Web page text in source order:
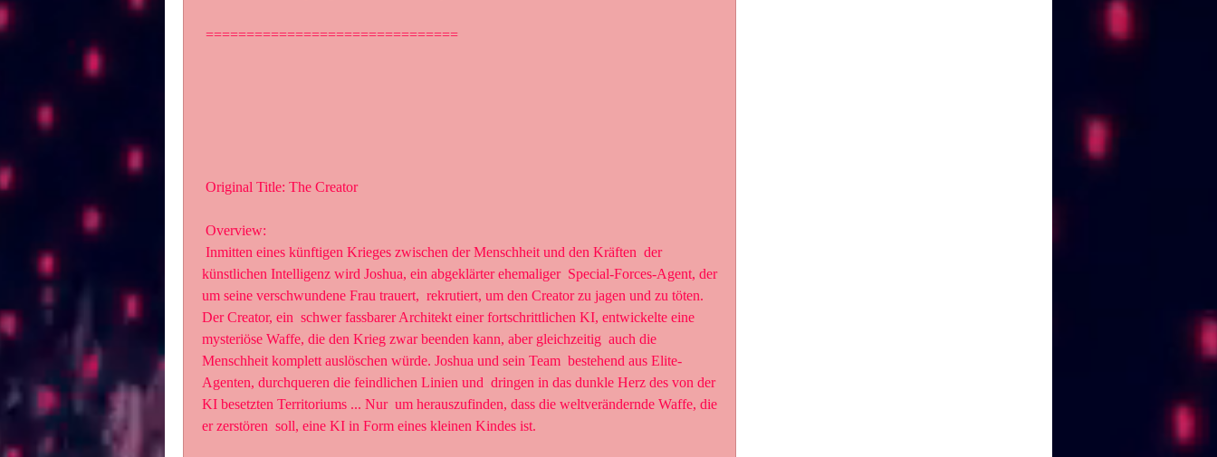
===============================
Original Title: The Creator
Overview:
künstlichen Intelligenz wird Joshua, ein abgeklärter ehemaliger  Special-Forces-Agent, der
um seine verschwundene Frau trauert,  rekrutiert, um den Creator zu jagen und zu töten.
Der Creator, ein  schwer fassbarer Architekt einer fortschrittlichen KI, entwickelte eine
mysteriöse Waffe, die den Krieg zwar beenden kann, aber gleichzeitig  auch die
Menschheit komplett auslöschen würde. Joshua und sein Team  bestehend aus Elite-
Agenten, durchqueren die feindlichen Linien und  dringen in das dunkle Herz des von der
KI besetzten Territoriums ... Nur  um herauszufinden, dass die weltverändernde Waffe, die
er zerstören  soll, eine KI in Form eines kleinen Kindes ist.